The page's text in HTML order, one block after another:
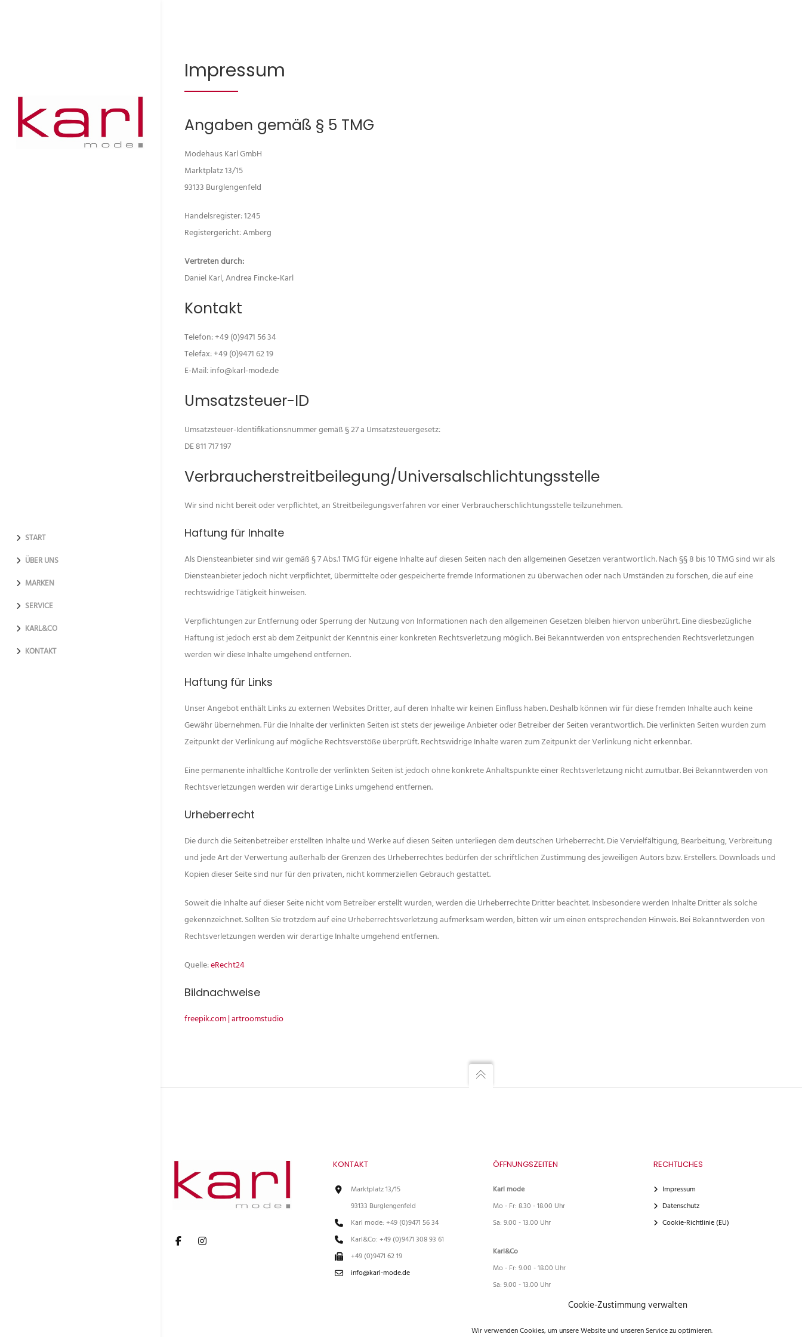
Cookie-Zustimmung verwalten
Wir verwenden Cookies, um unsere Website und unseren Service zu optimieren.
START
ÜBER UNS
MARKEN
SERVICE
KARL&CO
KONTAKT
Impressum
Angaben gemäß § 5 TMG
Modehaus Karl GmbH
Marktplatz 13/15
93133 Burglengenfeld
Handelsregister: 1245
Registergericht: Amberg
Vertreten durch:
Daniel Karl, Andrea Fincke-Karl
Kontakt
Telefon: +49 (0)9471 56 34
Telefax: +49 (0)9471 62 19
E-Mail: info@karl-mode.de
Umsatzsteuer-ID
Umsatzsteuer-Identifikationsnummer gemäß § 27 a Umsatzsteuergesetz:
DE 811 717 197
Verbraucher­streit­beilegung/Universal­schlichtungs­stelle
Wir sind nicht bereit oder verpflichtet, an Streitbeilegungsverfahren vor einer Verbraucherschlichtungsstelle teilzunehmen.
Haftung für Inhalte
Als Diensteanbieter sind wir gemäß § 7 Abs.1 TMG für eigene Inhalte auf diesen Seiten nach den allgemeinen Gesetzen verantwortlich. Nach §§ 8 bis 10 TMG sind wir als
Diensteanbieter jedoch nicht verpflichtet, übermittelte oder gespeicherte fremde Informationen zu überwachen oder nach Umständen zu forschen, die auf eine
rechtswidrige Tätigkeit hinweisen.
Verpflichtungen zur Entfernung oder Sperrung der Nutzung von Informationen nach den allgemeinen Gesetzen bleiben hiervon unberührt. Eine diesbezügliche
Haftung ist jedoch erst ab dem Zeitpunkt der Kenntnis einer konkreten Rechtsverletzung möglich. Bei Bekanntwerden von entsprechenden Rechtsverletzungen
werden wir diese Inhalte umgehend entfernen.
Haftung für Links
Unser Angebot enthält Links zu externen Websites Dritter, auf deren Inhalte wir keinen Einfluss haben. Deshalb können wir für diese fremden Inhalte auch keine
Gewähr übernehmen. Für die Inhalte der verlinkten Seiten ist stets der jeweilige Anbieter oder Betreiber der Seiten verantwortlich. Die verlinkten Seiten wurden zum
Zeitpunkt der Verlinkung auf mögliche Rechtsverstöße überprüft. Rechtswidrige Inhalte waren zum Zeitpunkt der Verlinkung nicht erkennbar.
Eine permanente inhaltliche Kontrolle der verlinkten Seiten ist jedoch ohne konkrete Anhaltspunkte einer Rechtsverletzung nicht zumutbar. Bei Bekanntwerden von
Rechtsverletzungen werden wir derartige Links umgehend entfernen.
Urheberrecht
Die durch die Seitenbetreiber erstellten Inhalte und Werke auf diesen Seiten unterliegen dem deutschen Urheberrecht. Die Vervielfältigung, Bearbeitung, Verbreitung
und jede Art der Verwertung außerhalb der Grenzen des Urheberrechtes bedürfen der schriftlichen Zustimmung des jeweiligen Autors bzw. Erstellers. Downloads und
Kopien dieser Seite sind nur für den privaten, nicht kommerziellen Gebrauch gestattet.
Soweit die Inhalte auf dieser Seite nicht vom Betreiber erstellt wurden, werden die Urheberrechte Dritter beachtet. Insbesondere werden Inhalte Dritter als solche
gekennzeichnet. Sollten Sie trotzdem auf eine Urheberrechtsverletzung aufmerksam werden, bitten wir um einen entsprechenden Hinweis. Bei Bekanntwerden von
Rechtsverletzungen werden wir derartige Inhalte umgehend entfernen.
Quelle:eRecht24
Bildnachweise
freepik.com | artroomstudio
KONTAKT
Marktplatz 13/15
93133 Burglengenfeld
Karl mode: +49 (0)9471 56 34
Karl&Co: +49 (0)9471 308 93 61
+49 (0)9471 62 19
info@karl-mode.de
ÖFFNUNGSZEITEN
Karl mode
Mo - Fr: 8.30 - 18.00 Uhr
Sa: 9.00 - 13.00 Uhr
Karl&Co
Mo - Fr: 9.00 - 18.00 Uhr
Sa: 9.00 - 13.00 Uhr
RECHTLICHES
Impressum
Datenschutz
Cookie-Richtlinie (EU)